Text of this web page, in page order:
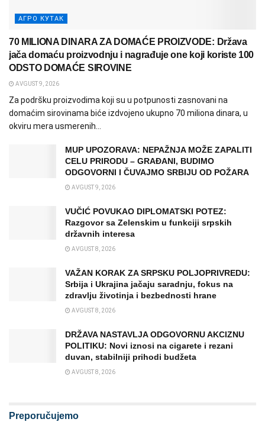
АГРО КУТАК
70 MILIONA DINARA ZA DOMAĆE PROIZVODE: Država
jača domaću proizvodnju i nagrađuje one koji koriste 100
ODSTO DOMAĆE SIROVINE
AVGUST 9, 2026
Za podršku proizvodima koji su u potpunosti zasnovani na
domaćim sirovinama biće izdvojeno ukupno 70 miliona dinara, u
okviru mera usmerenih...
MUP UPOZORAVA: NEPAŽNJA MOŽE ZAPALITI
CELU PRIRODU – GRAĐANI, BUDIMO
ODGOVORNI I ČUVAJMO SRBIJU OD POŽARA
AVGUST 9, 2026
VUČIĆ POVUKAO DIPLOMATSKI POTEZ:
Razgovor sa Zelenskim u funkciji srpskih
državnih interesa
AVGUST 8, 2026
VAŽAN KORAK ZA SRPSKU POLJOPRIVREDU:
Srbija i Ukrajina jačaju saradnju, fokus na
zdravlju životinja i bezbednosti hrane
AVGUST 8, 2026
DRŽAVA NASTAVLJA ODGOVORNU AKCIZNU
POLITIKU: Novi iznosi na cigarete i rezani
duvan, stabilniji prihodi budžeta
AVGUST 8, 2026
Preporučujemo